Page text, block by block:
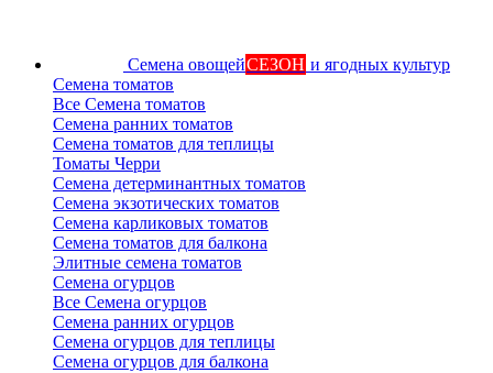
Семена овощейСЕЗОН и ягодных культур
Семена томатов
Все Семена томатов
Семена ранних томатов
Семена томатов для теплицы
Томаты Черри
Семена детерминантных томатов
Семена экзотических томатов
Семена карликовых томатов
Семена томатов для балкона
Элитные семена томатов
Семена огурцов
Все Семена огурцов
Семена ранних огурцов
Семена огурцов для теплицы
Семена огурцов для балкона